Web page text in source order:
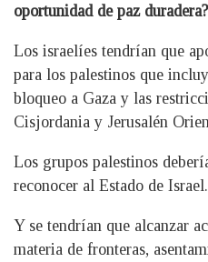
oportunidad de paz duradera?
Los israelíes tendrían que
para los palestinos que
bloqueo a Gaza y las
Cisjordania y Jerusalén
Los grupos palestinos
reconocer al Estado de Israel.
Y se tendrían que alcanzar
materia de fronteras,